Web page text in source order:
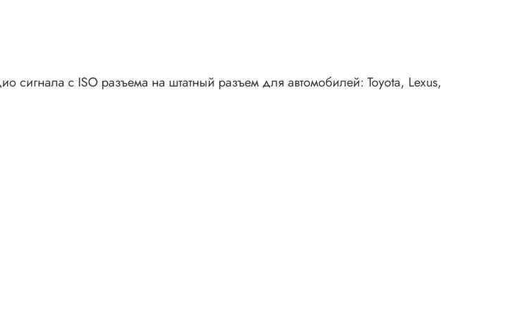
сигнала с ISO разъема на штатный разъем для автомобилей: Toyota, Lexus,